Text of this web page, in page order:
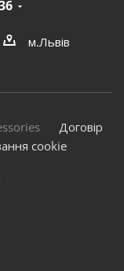
м.Львів
Договір
cookie